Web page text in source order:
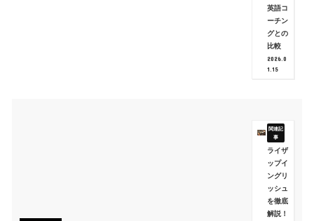
英語コ
ーチン
グとの
比較
2026.0
1.15
ライザ
ップイ
ングリ
ッシュ
を徹底
解説！